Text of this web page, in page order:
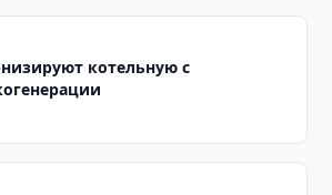
котельную с